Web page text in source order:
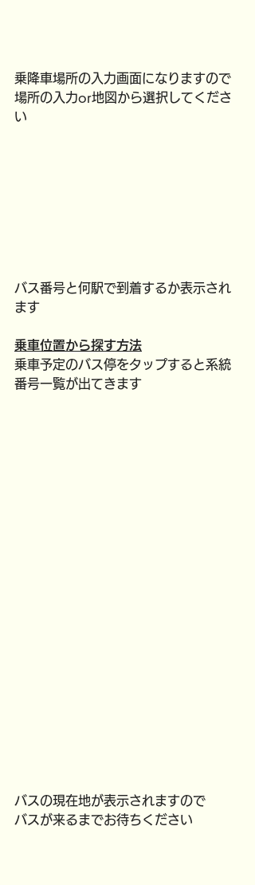
乗降車場所の入力画面になりますので
場所の入力or地図から選択してくださ
い
バス番号と何駅で到着するか表示され
ます
乗車位置から探す方法
乗車予定のバス停をタップすると系統
番号一覧が出てきます
バスの現在地が表示されますので
バスが来るまでお待ちください